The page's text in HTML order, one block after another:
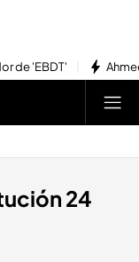
de 'EBDT'
24